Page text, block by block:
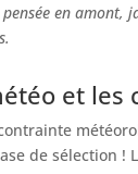
en amont,
et les
de sélection !